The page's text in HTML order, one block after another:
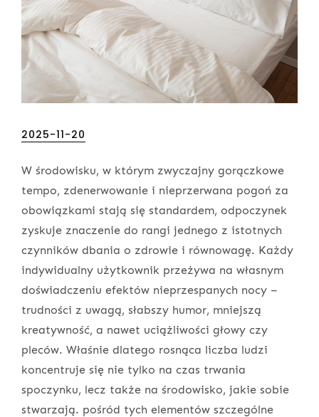
Posted
2025-11-20
W środowisku, w którym zwyczajny gorączkowe
tempo, zdenerwowanie i nieprzerwana pogoń za
obowiązkami stają się standardem, odpoczynek
zyskuje znaczenie do rangi jednego z istotnych
czynników dbania o zdrowie i równowagę. Każdy
indywidualny użytkownik przeżywa na własnym
doświadczeniu efektów nieprzespanych nocy –
trudności z uwagą, słabszy humor, mniejszą
kreatywność, a nawet uciążliwości głowy czy
pleców. Właśnie dlatego rosnąca liczba ludzi
koncentruje się nie tylko na czas trwania
spoczynku, lecz także na środowisko, jakie sobie
stwarzają. pośród tych elementów szczególne